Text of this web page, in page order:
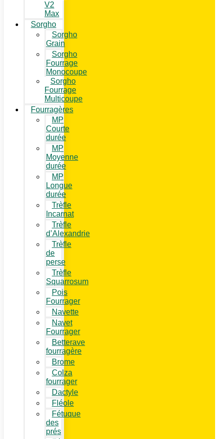
V2
Max
Sorgho
Sorgho
Grain
Sorgho
Fourrage
Monocoupe
Sorgho
Fourrage
Multicoupe
Fourragères
MP
Courte
durée
MP
Moyenne
durée
MP
Longue
durée
Trèfle
Incarnat
Trèfle
d’Alexandrie
Trèfle
de
perse
Trèfle
Squarrosum
Pois
Fourrager
Navette
Navet
Fourrager
Betterave
fourragère
Brome
Colza
fourrager
Dactyle
Fléole
Fétuque
des
prés